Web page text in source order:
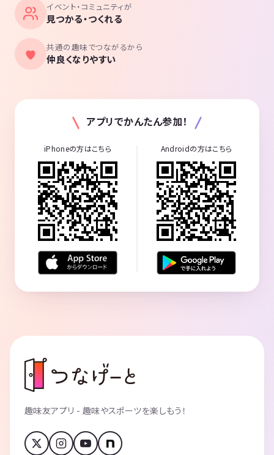
イベント・コミュニティが
見つかる・つくれる
共通の趣味でつながるから
仲良くなりやすい
アプリでかんたん参加！
iPhoneの方はこちら Androidの方はこちら
趣味友アプリ - 趣味やスポーツを楽しもう！